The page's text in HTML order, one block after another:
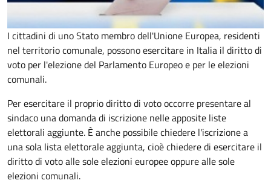
I cittadini di uno Stato membro dell'Unione Europea, residenti
nel territorio comunale, possono esercitare in Italia il diritto di
voto per l'elezione del Parlamento Europeo e per le elezioni
comunali.
Per esercitare il proprio diritto di voto occorre presentare al
sindaco una domanda di iscrizione nelle apposite liste
elettorali aggiunte. È anche possibile chiedere l'iscrizione a
una sola lista elettorale aggiunta, cioè chiedere di esercitare il
diritto di voto alle sole elezioni europee oppure alle sole
elezioni comunali.